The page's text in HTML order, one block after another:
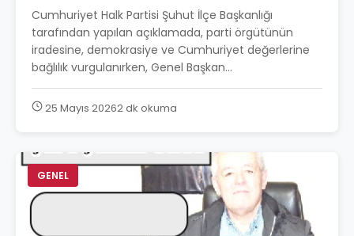
Cumhuriyet Halk Partisi Şuhut İlçe Başkanlığı
tarafından yapılan açıklamada, parti örgütünün
iradesine, demokrasiye ve Cumhuriyet değerlerine
bağlılık vurgulanırken, Genel Başkan...
25 Mayıs 20262 dk okuma
GENEL